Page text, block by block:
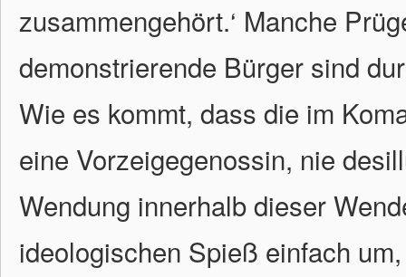
zusammengehört.‘ Manche
demonstrierende Bürger sind
Wie es kommt, dass die im
eine Vorzeigegenossin, nie
Wendung innerhalb dieser
ideologischen Spieß einfach